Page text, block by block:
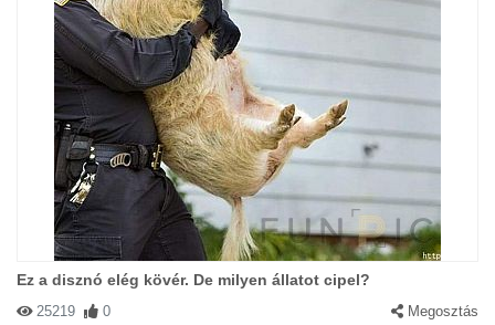
Ez a disznó elég kövér. De milyen állatot cipel?
25219 0 Megosztás